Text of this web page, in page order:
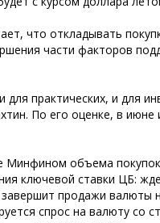
что откладывать
части факторов
практических, и для
По его оценке, в
Минфином объема
ключевой ставки ЦБ:
продажи валюты
спрос на валюту